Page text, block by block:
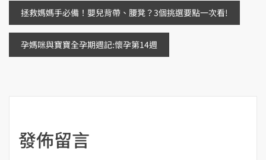
文
章
拯救媽媽手必備！嬰兒背帶、腰凳？3個挑選要點一次看!
孕媽咪與寶寶全孕期週記:懷孕第14週
發佈留言